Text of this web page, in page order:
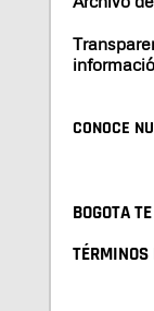
CONOCE
BOGOTA
TÉRMINOS